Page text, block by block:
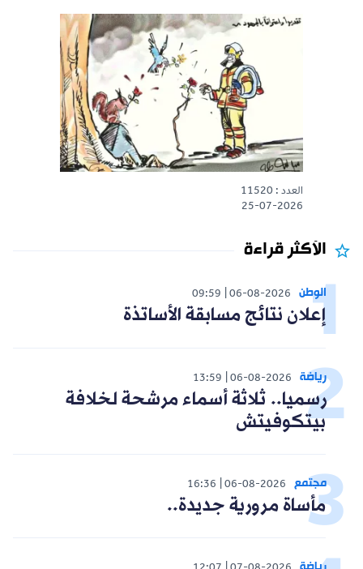
العدد : 11520
25-07-2026
الأكثر قراءة
الوطن 06-08-2026
09:59
إعلان نتائج مسابقة الأساتذة
رياضة 06-08-2026
13:59
رسميا.. ثلاثة أسماء مرشحة لخلافة
بيتكوفيتش
مجتمع 06-08-2026
16:36
مأساة مرورية جديدة..